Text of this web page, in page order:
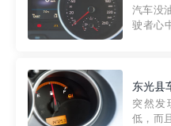
先，让
汽车没
驶者心
越者小
的在线
东光县
突然发
低，而